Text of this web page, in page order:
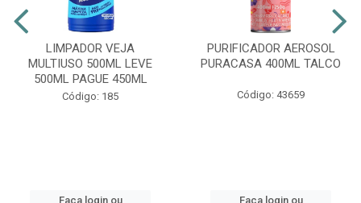
LIMPADOR VEJA
MULTIUSO 500ML LEVE
500ML PAGUE 450ML
Código: 185
Faça login ou
PURIFICADOR AEROSOL
PURACASA 400ML TALCO
Código: 43659
Faça login ou